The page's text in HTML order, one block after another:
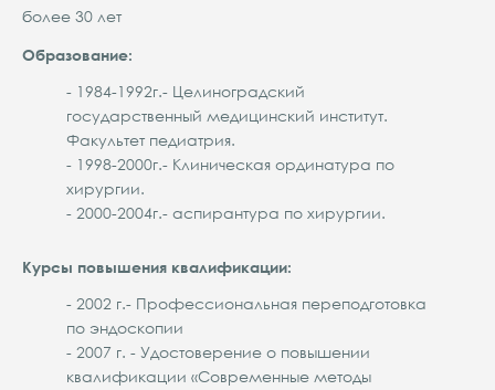
более 30 лет
Образование:
- 1984-1992г.- Целиноградский
государственный медицинский институт.
Факультет педиатрия.
- 1998-2000г.- Клиническая ординатура по
хирургии.
- 2000-2004г.- аспирантура по хирургии.
Курсы повышения квалификации:
- 2002 г.- Профессиональная переподготовка
по эндоскопии
- 2007 г. - Удостоверение о повышении
квалификации «Современные методы